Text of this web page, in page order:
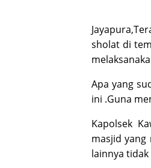
sholat di
Apa yang
ini .Guna
Kapolsek
masjid yang
lainnya